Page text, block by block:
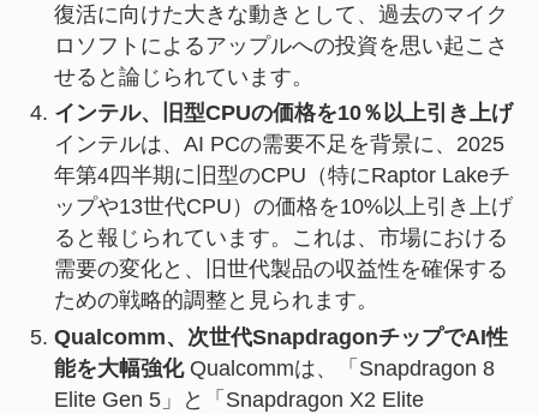
復活に向けた大きな動きとして、過去のマイク
ロソフトによるアップルへの投資を思い起こさ
せると論じられています。
インテル、旧型CPUの価格を10％以上引き上げ
インテルは、AI PCの需要不足を背景に、2025
年第4四半期に旧型のCPU（特にRaptor Lakeチ
ップや13世代CPU）の価格を10%以上引き上げ
ると報じられています。これは、市場における
需要の変化と、旧世代製品の収益性を確保する
ための戦略的調整と見られます。
Qualcomm、次世代SnapdragonチップでAI性
能を大幅強化Qualcommは、「Snapdragon 8
Elite Gen 5」と「Snapdragon X2 Elite